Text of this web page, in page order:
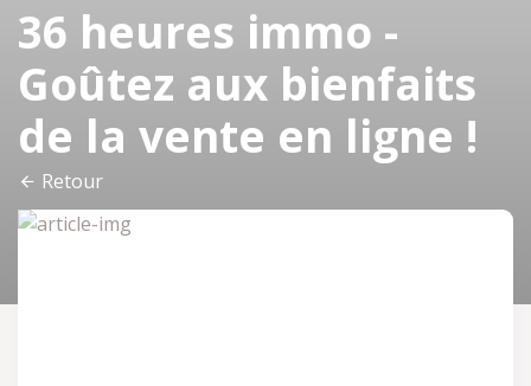
36 heures immo -
Goûtez aux bienfaits
de la vente en ligne !
Retour